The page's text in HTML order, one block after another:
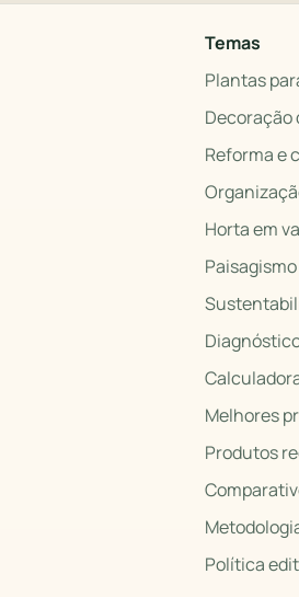
Temas
Plantas
Decoração
Reforma e
Horta em
Melhores
Produtos
Política